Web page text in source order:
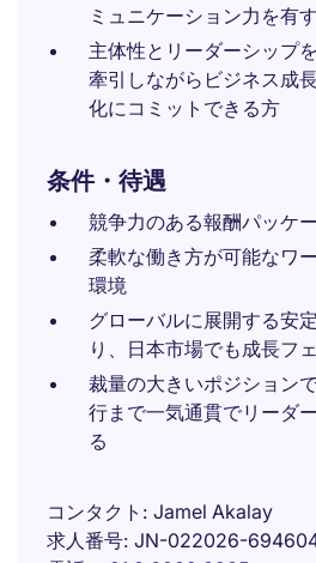
ミュニケーション力を有
主体性とリーダーシップ
牽引しながらビジネス成
化にコミットできる方
条件・待遇
競争力のある報酬パッケ
柔軟な働き方が可能なワ
環境
グローバルに展開する安
り、日本市場でも成長フ
裁量の大きいポジション
行まで一気通貫でリーダ
る
コンタクト
Jamel Akalay
求人番号 JN-022026-